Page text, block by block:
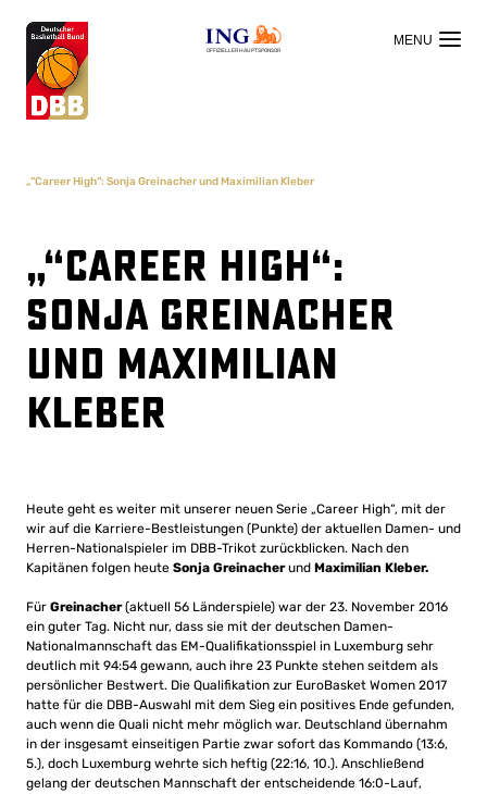
OFFIZIELLER HAUPTSPONSOR
„“Career High“: Sonja Greinacher und Maximilian Kleber
„“Career High“:
Sonja Greinacher
und Maximilian
Kleber
Heute geht es weiter mit unserer neuen Serie „Career High“, mit der
wir auf die Karriere-Bestleistungen (Punkte) der aktuellen Damen- und
Herren-Nationalspieler im DBB-Trikot zurückblicken. Nach den
Kapitänen folgen heute Sonja Greinacherund Maximilian Kleber.
Für Greinacher(aktuell 56 Länderspiele) war der 23. November 2016
ein guter Tag. Nicht nur, dass sie mit der deutschen Damen-
Nationalmannschaft das EM-Qualifikationsspiel in Luxemburg sehr
deutlich mit 94:54 gewann, auch ihre 23 Punkte stehen seitdem als
persönlicher Bestwert. Die Qualifikation zur EuroBasket Women 2017
hatte für die DBB-Auswahl mit dem Sieg ein positives Ende gefunden,
auch wenn die Quali nicht mehr möglich war. Deutschland übernahm
in der insgesamt einseitigen Partie zwar sofort das Kommando (13:6,
5.), doch Luxemburg wehrte sich heftig (22:16, 10.). Anschließend
gelang der deutschen Mannschaft der entscheidende 16:0-Lauf,